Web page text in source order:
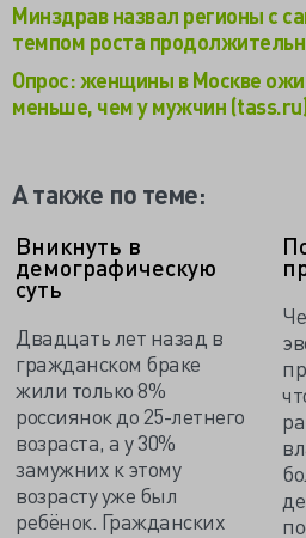
Минздрав назвал регионы с
темпом роста
Опрос: женщины в Москве
меньше, чем у мужчин
А также по теме:
Вникнуть в
демографическую
суть
Двадцать лет назад в
гражданском браке
жили только 8%
россиянок до 25-летнего
возраста, а у 30%
замужних к этому
возрасту уже был
ребёнок. Гражданских